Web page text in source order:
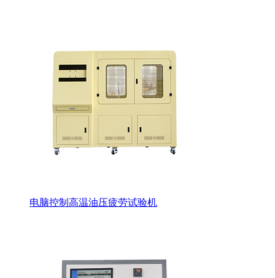
电脑控制高温油压疲劳试验机